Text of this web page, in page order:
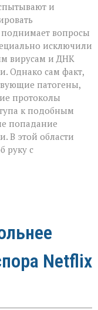
и
вопросы
исключили
вирусам и ДНК
Однако сам факт,
патогены,
протоколы
к подобным
попадание
В этой области
руку с
Netflix